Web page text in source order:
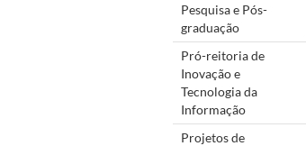
Pesquisa e Pós-
graduação
Pró-reitoria de
Inovação e
Tecnologia da
Informação
Projetos de